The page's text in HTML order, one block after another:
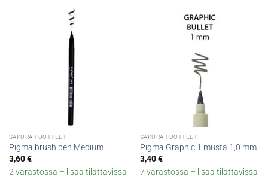
SAKURA TUOTTEET
Pigma brush pen Medium
3,60€
2 varastossa – lisää tilattavissa
SAKURA TUOTTEET
Pigma Graphic 1 musta 1,0 mm
3,40€
7 varastossa – lisää tilattavissa